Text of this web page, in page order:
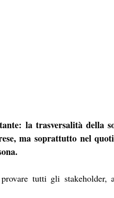
la trasversalità della
ma soprattutto nel
provare tutti gli